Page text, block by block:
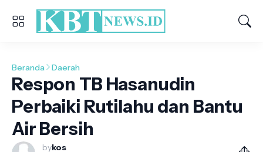
Beranda Daerah
Respon TB Hasanudin
Perbaiki Rutilahu dan Bantu
Air Bersih
bykos